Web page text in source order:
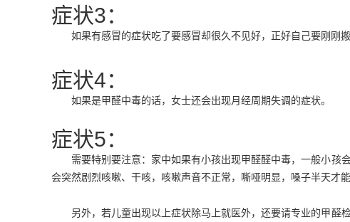
症状3：
如果有感冒的症状吃了要感冒却很久不见好，正好自己要刚刚搬
症状4：
如果是甲醛中毒的话，女士还会出现月经周期失调的症状。
症状5：
需要特别要注意：家中如果有小孩出现甲醛醛中毒，一般小孩会
会突然剧烈咳嗽、干咳，咳嗽声音不正常，嘶哑明显，嗓子半天才
另外，若儿童出现以上症状除马上就医外，还要请专业的甲醛检